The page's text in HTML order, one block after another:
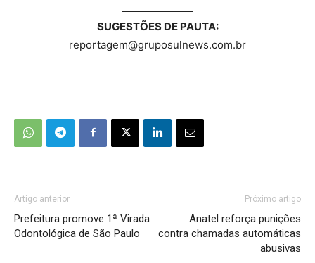
SUGESTÕES DE PAUTA:
reportagem@gruposulnews.com.br
Artigo anterior
Prefeitura promove 1ª Virada
Odontológica de São Paulo
Próximo artigo
Anatel reforça punições
contra chamadas automáticas
abusivas